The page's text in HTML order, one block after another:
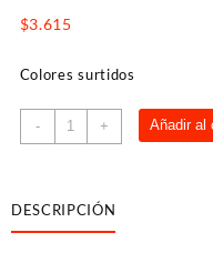
$3.615
Colores surtidos
-
LLAVERO
SONIC
+ Añadir al
DESCRIPCIÓN